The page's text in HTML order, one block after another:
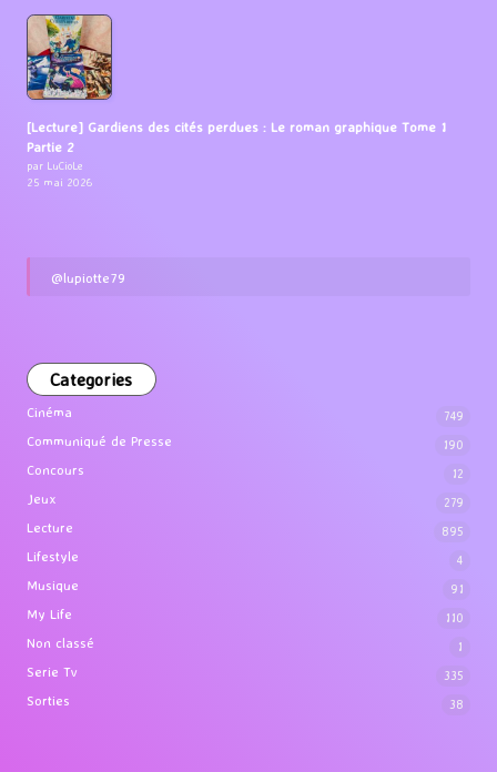
[Lecture] Gardiens des cités perdues : Le roman graphique Tome 1
Partie 2
par LuCioLe
25 mai 2026
@lupiotte79
Categories
Cinéma 749
Communiqué de Presse 190
Concours 12
Jeux 279
Lecture 895
Lifestyle 4
Musique 91
My Life 110
Non classé 1
Serie Tv 335
Sorties 38